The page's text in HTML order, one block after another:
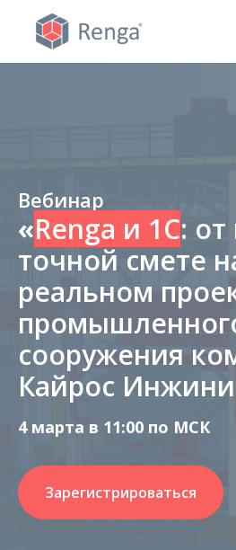
Вебинар
«Renga и 1С:
точной смете
реальном
сооружения
Кайрос
4 марта в 11:00 по МСК
Зарегистрироваться